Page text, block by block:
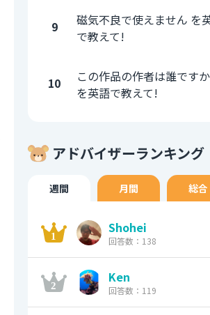
9
磁気不良で使えません を
で教えて!
10
この作品の作者は誰です
を英語で教えて!
アドバイザーランキング
週間 月間 総合
Shohei
回答数：138
Ken
回答数：119